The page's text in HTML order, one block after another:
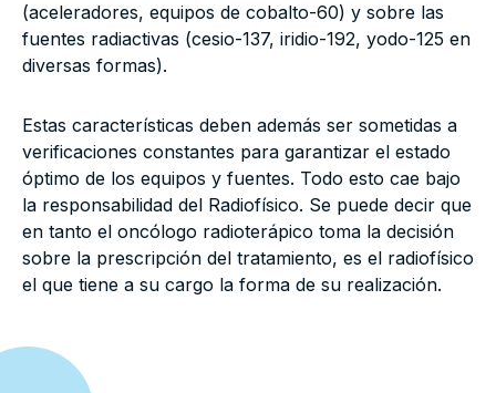
(aceleradores, equipos de cobalto-60) y sobre las
fuentes radiactivas (cesio-137, iridio-192, yodo-125 en
diversas formas).
Estas características deben además ser sometidas a
verificaciones constantes para garantizar el estado
óptimo de los equipos y fuentes. Todo esto cae bajo
la responsabilidad del Radiofísico. Se puede decir que
en tanto el oncólogo radioterápico toma la decisión
sobre la prescripción del tratamiento, es el radiofísico
el que tiene a su cargo la forma de su realización.